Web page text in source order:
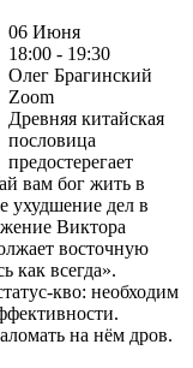
06 Июня
18:00 - 19:30
Олег Брагинский
Zoom
Древняя китайская
пословица
предостерегает
вам бог жить в
ухудшение дел в
Виктора
восточную
как всегда».
кво: необходим
на нём дров.